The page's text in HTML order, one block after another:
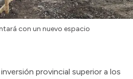
con un nuevo espacio
provincial superior a los